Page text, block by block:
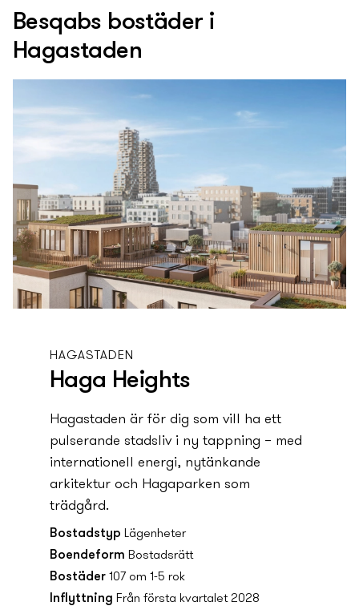
Besqabs bostäder i
Hagastaden
HAGASTADEN
Haga Heights
Hagastaden är för dig som vill ha ett
pulserande stadsliv i ny­­­­­­­­­­­­­ tappning – med
internationell energi, ny­­­­­­­­­­­­­tänkande
arkitektur och Hagaparken som
trädgård.
Bostadstyp Lägenheter
Boendeform Bostadsrätt
Bostäder 107 om 1-5 rok
Inflyttning Från första kvartalet 2028